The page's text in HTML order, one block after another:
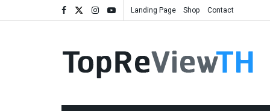
Landing Page Shop Contact